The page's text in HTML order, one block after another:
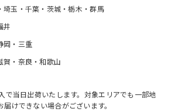
埼玉・千葉・茨城・栃木・群馬
井
岡・三重
賀・奈良・和歌山
で当日出荷いたします。対象エリアでも一部地
けできない場合がございます。